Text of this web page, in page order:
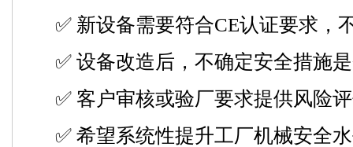
✅ 新设备需要符合CE认证要求，
✅ 设备改造后，不确定安全措施
✅ 客户审核或验厂要求提供风险
✅ 希望系统性提升工厂机械安全